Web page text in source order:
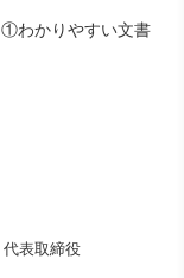
わかりやすい文書
表取締役